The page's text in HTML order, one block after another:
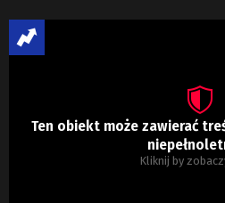
Ten obiekt może zawierać
Kliknij by